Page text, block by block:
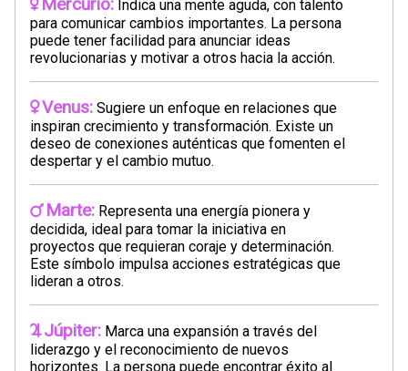
Mercurio: Indica una mente aguda, con talento
para comunicar cambios importantes. La persona
puede tener facilidad para anunciar ideas
revolucionarias y motivar a otros hacia la acción.
Venus: Sugiere un enfoque en relaciones que
inspiran crecimiento y transformación. Existe un
deseo de conexiones auténticas que fomenten el
despertar y el cambio mutuo.
Marte: Representa una energía pionera y
decidida, ideal para tomar la iniciativa en
proyectos que requieran coraje y determinación.
Este símbolo impulsa acciones estratégicas que
lideran a otros.
Júpiter: Marca una expansión a través del
liderazgo y el reconocimiento de nuevos
horizontes. La persona puede encontrar éxito al